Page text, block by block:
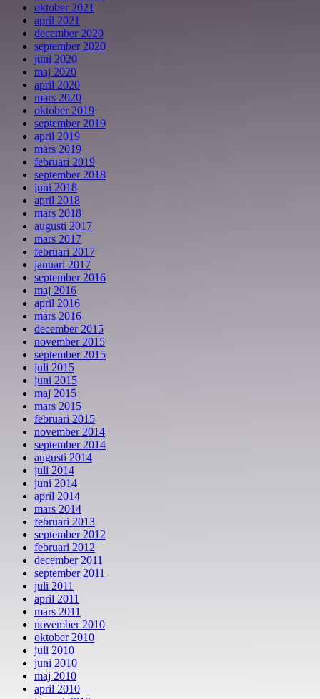
oktober 2021
april 2021
december 2020
september 2020
juni 2020
maj 2020
april 2020
mars 2020
oktober 2019
september 2019
april 2019
mars 2019
februari 2019
september 2018
juni 2018
april 2018
mars 2018
augusti 2017
mars 2017
februari 2017
januari 2017
september 2016
maj 2016
april 2016
mars 2016
december 2015
november 2015
september 2015
juli 2015
juni 2015
maj 2015
mars 2015
februari 2015
november 2014
september 2014
augusti 2014
juli 2014
juni 2014
april 2014
mars 2014
februari 2013
september 2012
februari 2012
december 2011
september 2011
juli 2011
april 2011
mars 2011
november 2010
oktober 2010
juli 2010
juni 2010
maj 2010
april 2010